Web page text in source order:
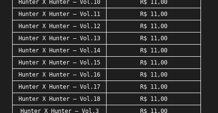
Hunter X Hunter – Vol.10
R$ 11,00
Hunter X Hunter – Vol.11
R$ 11,00
Hunter X Hunter – Vol.12
R$ 11,00
Hunter X Hunter – Vol.13
R$ 11,00
Hunter X Hunter – Vol.14
R$ 11,00
Hunter X Hunter – Vol.15
R$ 11,00
Hunter X Hunter – Vol.16
R$ 11,00
Hunter X Hunter – Vol.17
R$ 11,00
Hunter X Hunter – Vol.18
R$ 11,00
Hunter X Hunter – Vol.3
R$ 11,00